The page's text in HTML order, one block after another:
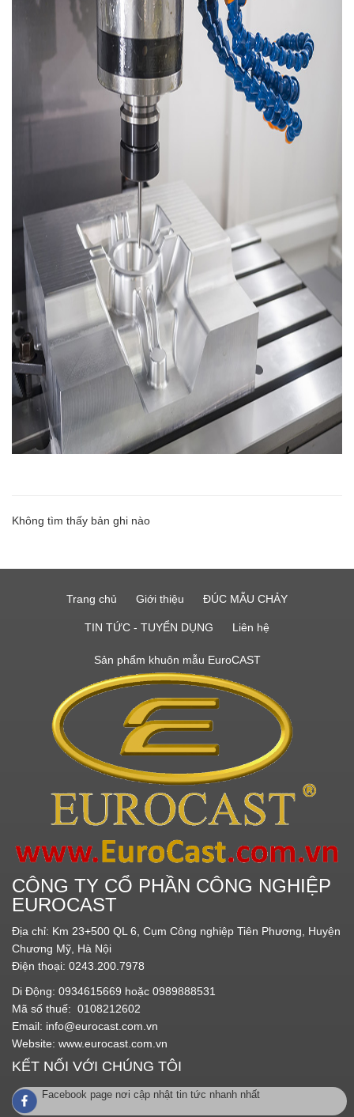
Không tìm thấy bản ghi nào
Trang chủ Giới thiệu ĐÚC MẪU CHẢY
TIN TỨC - TUYỂN DỤNG Liên hệ
Sản phẩm khuôn mẫu EuroCAST
CÔNG TY CỔ PHẦN CÔNG NGHIỆP
EUROCAST
Địa chỉ: Km 23+500 QL 6, Cụm Công nghiệp Tiên Phương, Huyện
Chương Mỹ, Hà Nội
Điện thoại: 0243.200.7978
Di Động: 0934615669 hoặc 0989888531
Mã số thuế: 0108212602
Email: info@eurocast.com.vn
Website: www.eurocast.com.vn
KẾT NỐI VỚI CHÚNG TÔI
Facebook page nơi cập nhật tin tức nhanh nhất